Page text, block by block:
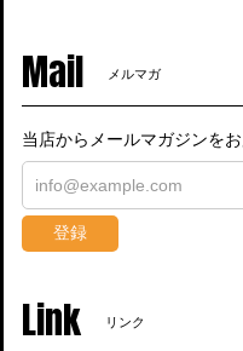
Mail メルマガ
当店からメールマガジンをお
登録
Link リンク